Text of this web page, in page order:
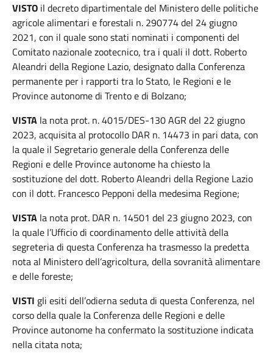
VISTO il decreto dipartimentale del Ministero delle politiche
agricole alimentari e forestali n. 290774 del 24 giugno
2021, con il quale sono stati nominati i componenti del
Comitato nazionale zootecnico, tra i quali il dott. Roberto
Aleandri della Regione Lazio, designato dalla Conferenza
permanente per i rapporti tra lo Stato, le Regioni e le
Province autonome di Trento e di Bolzano;
VISTA la nota prot. n. 4015/DES-130 AGR del 22 giugno
2023, acquisita al protocollo DAR n. 14473 in pari data, con
la quale il Segretario generale della Conferenza delle
Regioni e delle Province autonome ha chiesto la
sostituzione del dott. Roberto Aleandri della Regione Lazio
con il dott. Francesco Pepponi della medesima Regione;
VISTA la nota prot. DAR n. 14501 del 23 giugno 2023, con
la quale l’Ufficio di coordinamento delle attività della
segreteria di questa Conferenza ha trasmesso la predetta
nota al Ministero dell’agricoltura, della sovranità alimentare
e delle foreste;
VISTI gli esiti dell’odierna seduta di questa Conferenza, nel
corso della quale la Conferenza delle Regioni e delle
Province autonome ha confermato la sostituzione indicata
nella citata nota;